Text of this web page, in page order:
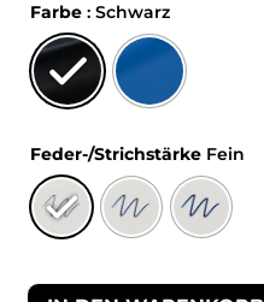
Farbe : Schwarz
Feder-/Strichstärke Fein